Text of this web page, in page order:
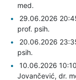
med.
29.06.2026
prof. psih.
20.06.2026
psih.
10.06.2026 10:10
Jovančević, dr.